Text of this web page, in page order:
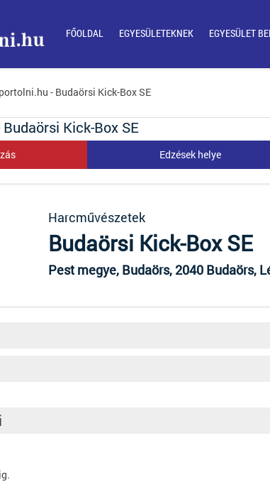
FŐOLDAL EGYESÜLETEKNEK EGYESÜLET
- Budaörsi Kick-Box SE
Kick-Box SE
Edzések helye
Harcművészetek
Budaörsi Kick-Box SE
Pest megye, Budaörs, 2040 Budaörs,